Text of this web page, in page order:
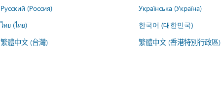
Русский (Россия)
Українська (Україна)
ไทย (ไทย) 한국어 (대한민국)
繁體中文 (台灣) 繁體中文 (香港特別行政區)